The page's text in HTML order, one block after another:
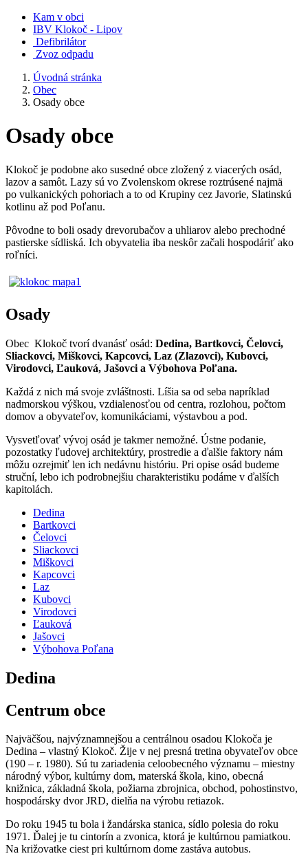
Kam v obci
IBV Klokoč - Lipov
Defibrilátor
Zvoz odpadu
Úvodná stránka
Obec
Osady obce
Osady obce
Klokoč je podobne ako susedné obce zložený z viacerých osád,
lazov a samôt. Lazy sú vo Zvolenskom okrese roztrúsené najmä
po vulkanických pohoriach a to od Krupiny cez Javorie, Slatinskú
kotlinu až pod Poľanu.
Pôvodne to boli osady drevorubačov a uhliarov alebo prechodné
pastierske sídliská. Ich obyvatelia iba neskôr začali hospodáriť ako
roľníci.
Osady
Obec Klokoč tvorí dvanásť osád: Dedina, Bartkovci, Čelovci,
Sliackovci, Miškovci, Kapcovci, Laz (Zlazovci), Kubovci,
Virodovci, Ľauková, Jašovci a Výbohova Poľana.
Každá z nich má svoje zvláštnosti. Líšia sa od seba napríklad
nadmorskou výškou, vzdialenosťou od centra, rozlohou, počtom
domov a obyvateľov, komunikáciami, výstavbou a pod.
Vysvetľovať vývoj osád je takmer nemožné. Ústne podanie,
pozostatky ľudovej architektúry, prostredie a ďalšie faktory nám
môžu ozrejmiť len ich nedávnu históriu. Pri opise osád budeme
struční, lebo ich podrobnejšiu charakteristiku podáme v ďalších
kapitolách.
Dedina
Bartkovci
Čelovci
Sliackovci
Miškovci
Kapcovci
Laz
Kubovci
Virodovci
Ľauková
Jašovci
Výbohova Poľana
Dedina
Centrum obce
Najväčšou, najvýznamnejšou a centrálnou osadou Klokoča je
Dedina – vlastný Klokoč. Žije v nej presná tretina obyvateľov obce
(190 – r. 1980). Sú tu zariadenia celoobecného významu – miestny
národný výbor, kultúrny dom, materská škola, kino, obecná
knižnica, základná škola, požiarna zbrojnica, obchod, pohostinstvo,
hospodársky dvor JRD, dielňa na výrobu retiazok.
Do roku 1945 tu bola i žandárska stanica, sídlo polesia do roku
1971. Ďalej je tu cintorín a zvonica, ktorá je kultúrnou pamiatkou.
Na križovatke ciest pri kultúrnom dome zastáva autobus.